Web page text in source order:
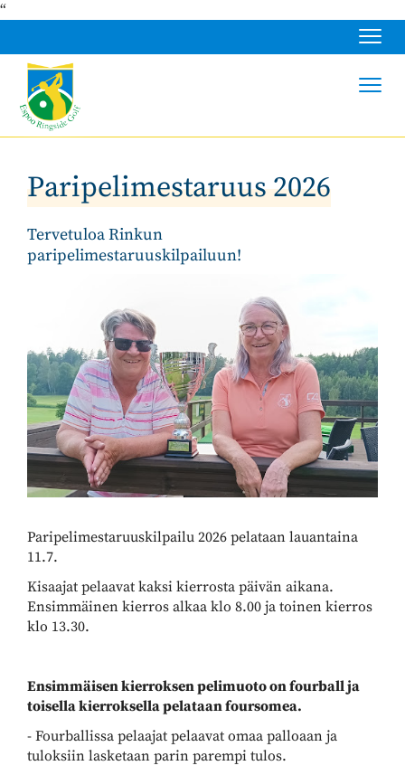
“
Paripelimestaruus 2026
Tervetuloa Rinkun
paripelimestaruuskilpailuun!
Paripelimestaruuskilpailu 2026 pelataan lauantaina
11.7.
Kisaajat pelaavat kaksi kierrosta päivän aikana.
Ensimmäinen kierros alkaa klo 8.00 ja toinen kierros
klo 13.30.
Ensimmäisen kierroksen pelimuoto on fourball ja
toisella kierroksella pelataan foursomea.
- Fourballissa pelaajat pelaavat omaa palloaan ja
tuloksiin lasketaan parin parempi tulos.